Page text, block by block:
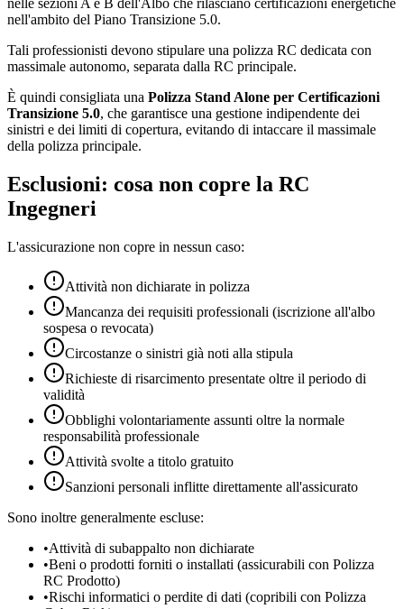
nelle sezioni A e B dell'Albo che rilasciano certificazioni energetiche
nell'ambito del Piano Transizione 5.0.
Tali professionisti devono stipulare una polizza RC dedicata con
massimale autonomo, separata dalla RC principale.
È quindi consigliata una Polizza Stand Alone per Certificazioni
Transizione 5.0, che garantisce una gestione indipendente dei
sinistri e dei limiti di copertura, evitando di intaccare il massimale
della polizza principale.
Esclusioni: cosa non copre la RC
Ingegneri
L'assicurazione non copre in nessun caso:
Attività non dichiarate in polizza
Mancanza dei requisiti professionali (iscrizione all'albo
sospesa o revocata)
Circostanze o sinistri già noti alla stipula
Richieste di risarcimento presentate oltre il periodo di
validità
Obblighi volontariamente assunti oltre la normale
responsabilità professionale
Attività svolte a titolo gratuito
Sanzioni personali inflitte direttamente all'assicurato
Sono inoltre generalmente escluse:
•Attività di subappalto non dichiarate
•Beni o prodotti forniti o installati (assicurabili con Polizza
RC Prodotto)
•Rischi informatici o perdite di dati (copribili con Polizza